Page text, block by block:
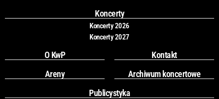
k
a
m
Koncerty
Koncerty 2026
Koncerty 2027
O KwP
Kontakt
Areny
Archiwum koncertowe
Publicystyka